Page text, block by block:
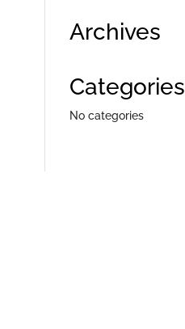
Archives
Categories
No categories